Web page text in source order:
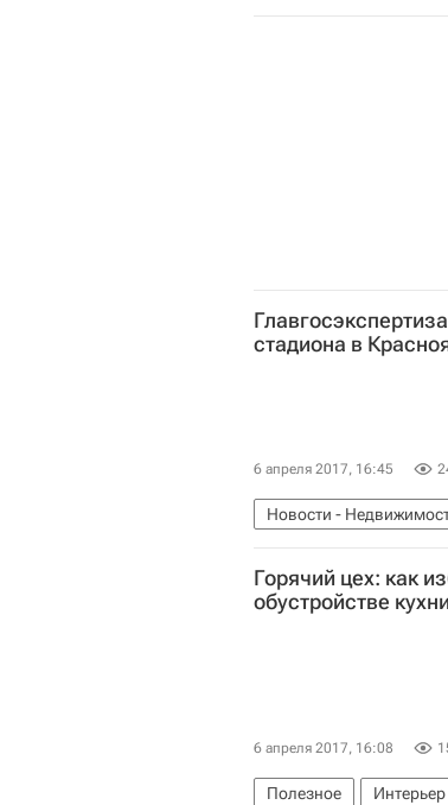
Пятигорск
Россия
стадиона в
6 апреля 2017, 16:45
Новости -
Горячий цех: как
обустройстве кухни
6 апреля 2017, 16:08
Полезное Интерьер